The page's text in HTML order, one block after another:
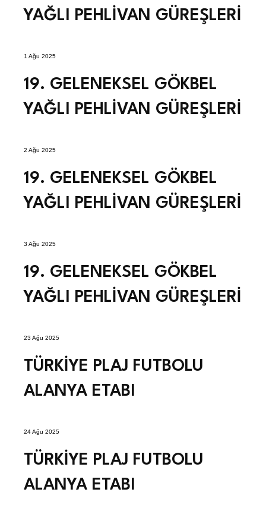
YAĞLI PEHLİVAN GÜREŞLERİ
1 Ağu 2025
19. GELENEKSEL GÖKBEL
YAĞLI PEHLİVAN GÜREŞLERİ
2 Ağu 2025
19. GELENEKSEL GÖKBEL
YAĞLI PEHLİVAN GÜREŞLERİ
3 Ağu 2025
19. GELENEKSEL GÖKBEL
YAĞLI PEHLİVAN GÜREŞLERİ
23 Ağu 2025
TÜRKİYE PLAJ FUTBOLU
ALANYA ETABI
24 Ağu 2025
TÜRKİYE PLAJ FUTBOLU
ALANYA ETABI